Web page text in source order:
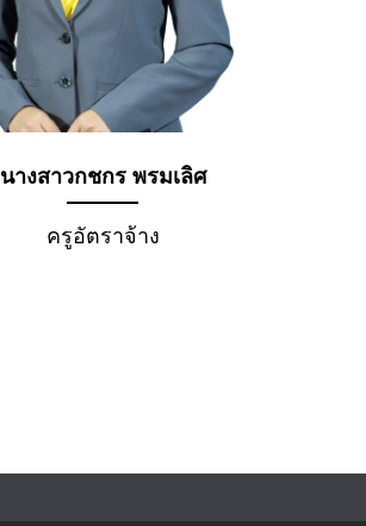
นางสาวกชกร พรมเลิศ
ครูอัตราจ้าง